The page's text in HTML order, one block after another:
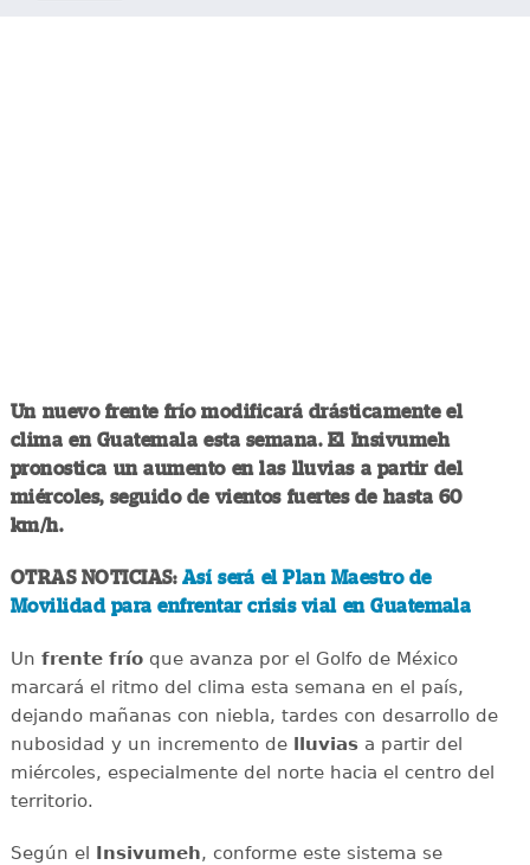
Un nuevo frente frío modificará drásticamente el
clima en Guatemala esta semana. El Insivumeh
pronostica un aumento en las lluvias a partir del
miércoles, seguido de vientos fuertes de hasta 60
km/h.
OTRAS NOTICIAS: Así será el Plan Maestro de
Movilidad para enfrentar crisis vial en Guatemala
Un frente fríoque avanza por el Golfo de México
marcará el ritmo del clima esta semana en el país,
dejando mañanas con niebla, tardes con desarrollo de
nubosidad y un incremento de lluviasa partir del
miércoles, especialmente del norte hacia el centro del
territorio.
Según el Insivumeh, conforme este sistema se